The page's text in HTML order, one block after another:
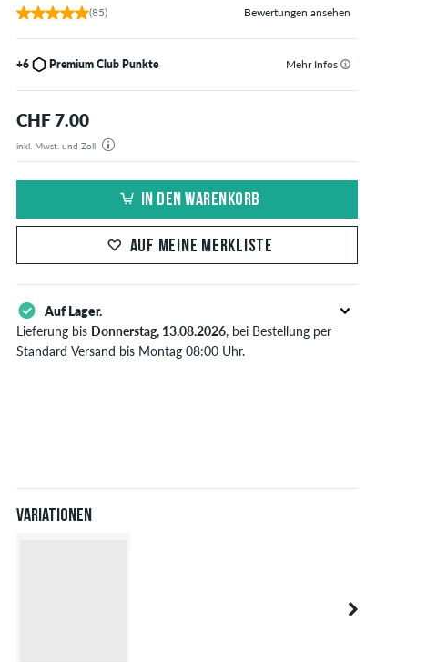
(85) Bewertungen ansehen
+6 Premium Club Punkte Mehr Infos
CHF 7.00
inkl. Mwst. und Zoll
Deine Bestellung wird aus unserem Lager in Deutschland verschickt. Alle Steuern und Zölle sind in dem
angezeigten Preis enthalten. Es fallen außer den Versandkosten keine zusätzlichen Gebühren an.
IN DEN WARENKORB
AUF MEINE MERKLISTE
Auf Lager.
Lieferung bis Donnerstag, 13.08.2026, bei Bestellung per
Standard Versand bis Montag 08:00 Uhr.
Variationen